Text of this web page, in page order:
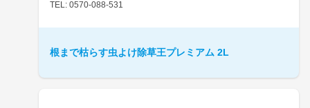
TEL: 0570-088-531
根まで枯らす虫よけ除草王プレミアム 2L